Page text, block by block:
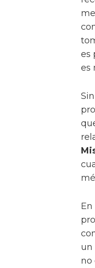
es
es
un
no